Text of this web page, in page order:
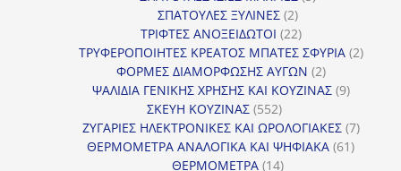
ΣΠΑΤΟΥΛΕΣ ΞΥΛΙΝΕΣ 22
προϊόντα
ΤΡΙΦΤΕΣ ΑΝΟΞΕΙΔΩΤΟΙ 2222
προϊόντα
ΤΡΥΦΕΡΟΠΟΙΗΤΕΣ ΚΡΕΑΤΟΣ ΜΠΑΤΕΣ ΣΦΥΡΙΑ 22
ΦΟΡΜΕΣ ΔΙΑΜΟΡΦΩΣΗΣ ΑΥΓΩΝ 22
προϊόντα
ΨΑΛΙΔΙΑ ΓΕΝΙΚΗΣ ΧΡΗΣΗΣ ΚΑΙ ΚΟΥΖΙΝΑΣ 99
ΣΚΕΥΗ ΚΟΥΖΙΝΑΣ 552552
προϊόντα
ΖΥΓΑΡΙΕΣ ΗΛΕΚΤΡΟΝΙΚΕΣ ΚΑΙ ΩΡΟΛΟΓΙΑΚΕΣ 77
ΘΕΡΜΟΜΕΤΡΑ ΑΝΑΛΟΓΙΚΑ ΚΑΙ ΨΗΦΙΑΚΑ 6161
ΘΕΡΜΟΜΕΤΡΑ 1414